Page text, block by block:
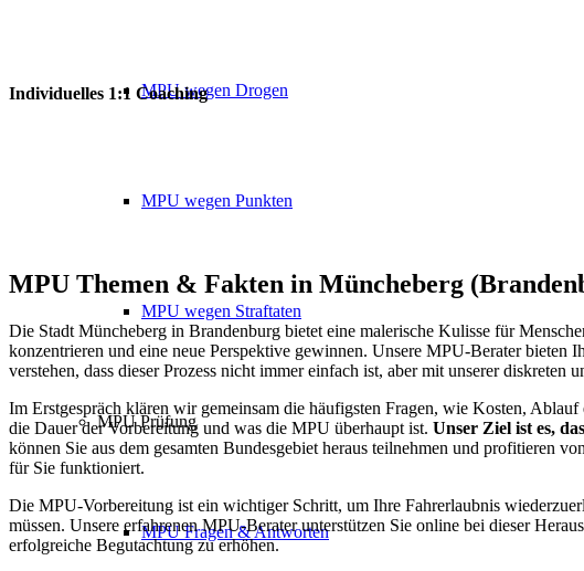
MPU wegen Drogen
MPU wegen Punkten
MPU wegen Straftaten
MPU Prüfung
MPU Fragen & Antworten
Individuelles 1:1 Coaching
MPU Themen & Fakten in Müncheberg
Die Stadt Müncheberg in Brandenburg bietet eine malerische Kulisse für
konzentrieren und eine neue Perspektive gewinnen. Unsere MPU-Berater bieten
verstehen, dass dieser Prozess nicht immer einfach ist, aber mit unserer
Im Erstgespräch klären wir gemeinsam die häufigsten Fragen, wie Kosten, Ablauf
die Dauer der Vorbereitung und was die MPU überhaupt ist. Unser Ziel ist es,
können Sie aus dem gesamten Bundesgebiet heraus teilnehmen und profitieren
für Sie funktioniert.
Die MPU-Vorbereitung ist ein wichtiger Schritt, um Ihre Fahrerlaubnis
müssen. Unsere erfahrenen MPU-Berater unterstützen Sie online bei dieser
erfolgreiche Begutachtung zu erhöhen.